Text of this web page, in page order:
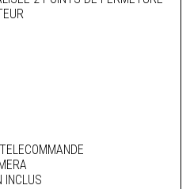
INCLUS